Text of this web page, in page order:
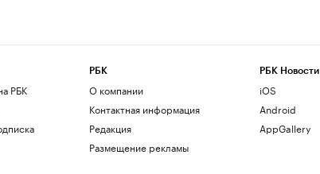
РБК
РБК
О компании
Контактная информация
Редакция
Размещение рекламы
РБК Новости
iOS
Android
AppGallery